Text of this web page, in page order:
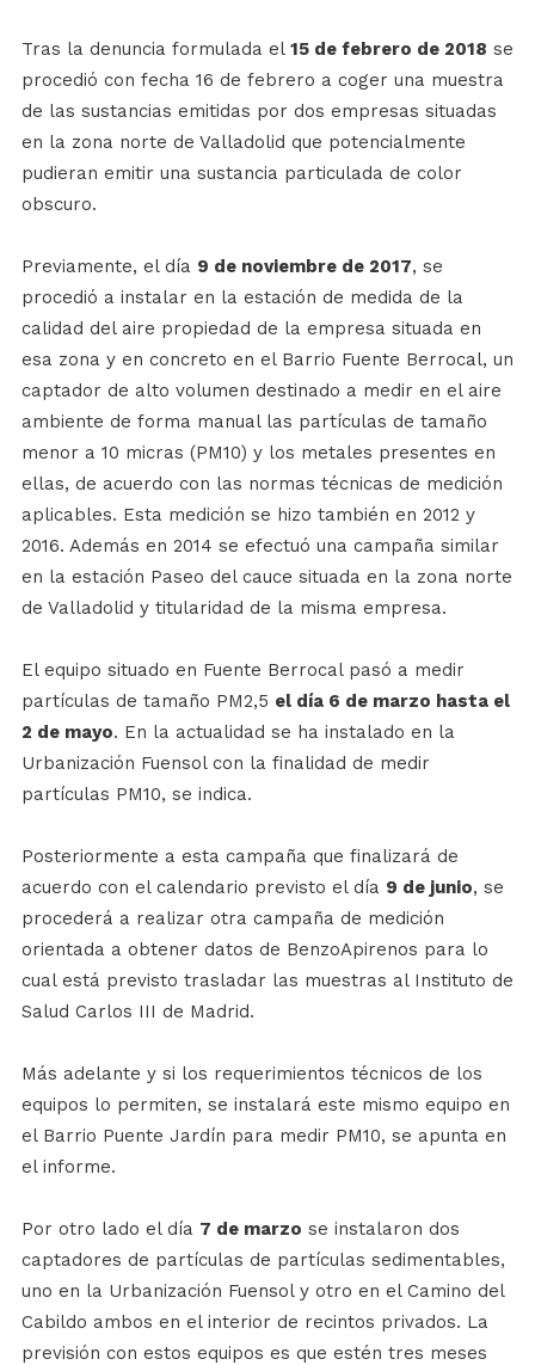
Tras la denuncia formulada el 15 de febrero de 2018 se
procedió con fecha 16 de febrero a coger una muestra
de las sustancias emitidas por dos empresas situadas
en la zona norte de Valladolid que potencialmente
pudieran emitir una sustancia particulada de color
obscuro.
Previamente, el día 9 de noviembre de 2017, se
procedió a instalar en la estación de medida de la
calidad del aire propiedad de la empresa situada en
esa zona y en concreto en el Barrio Fuente Berrocal, un
captador de alto volumen destinado a medir en el aire
ambiente de forma manual las partículas de tamaño
menor a 10 micras (PM10) y los metales presentes en
ellas, de acuerdo con las normas técnicas de medición
aplicables. Esta medición se hizo también en 2012 y
2016. Además en 2014 se efectuó una campaña similar
en la estación Paseo del cauce situada en la zona norte
de Valladolid y titularidad de la misma empresa.
El equipo situado en Fuente Berrocal pasó a medir
partículas de tamaño PM2,5 el día 6 de marzo hasta el
2 de mayo. En la actualidad se ha instalado en la
Urbanización Fuensol con la finalidad de medir
partículas PM10, se indica.
Posteriormente a esta campaña que finalizará de
acuerdo con el calendario previsto el día 9 de junio, se
procederá a realizar otra campaña de medición
orientada a obtener datos de BenzoApirenos para lo
cual está previsto trasladar las muestras al Instituto de
Salud Carlos III de Madrid.
Más adelante y si los requerimientos técnicos de los
equipos lo permiten, se instalará este mismo equipo en
el Barrio Puente Jardín para medir PM10, se apunta en
el informe.
Por otro lado el día 7 de marzo se instalaron dos
captadores de partículas de partículas sedimentables,
uno en la Urbanización Fuensol y otro en el Camino del
Cabildo ambos en el interior de recintos privados. La
previsión con estos equipos es que estén tres meses